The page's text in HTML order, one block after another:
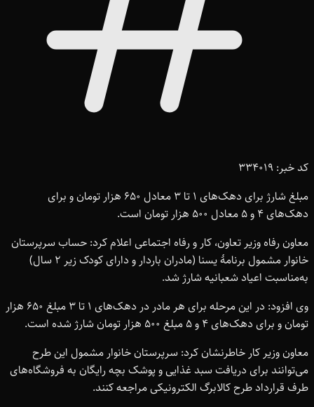
کد خبر: 334019
مبلغ شارژ برای دهک‌های 1 تا 3 معادل 650 هزار تومان و برای
دهک‌های 4 و 5 معادل 500 هزار تومان است.
معاون رفاه وزیر تعاون، کار و رفاه اجتماعی اعلام کرد: حساب سرپرستان
خانوار مشمول برنامۀ یسنا (مادران باردار و دارای کودک زیر 2 سال)
به‌مناسبت اعیاد شعبانیه شارژ شد.
وی افزود: در این مرحله برای هر مادر در دهک‌های 1 تا 3 مبلغ 650 هزار
تومان و برای دهک‌های 4 و 5 مبلغ 500 هزار تومان شارژ شده است.
معاون وزیر کار خاطرنشان کرد: سرپرستان خانوار مشمول این طرح
می‌توانند برای دریافت سبد غذایی و پوشک بچه رایگان به فروشگاه‌های
طرف قرارداد طرح کالابرگ الکترونیکی مراجعه کنند.